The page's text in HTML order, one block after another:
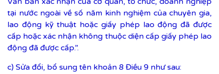
tại nước ngoài về số năm kinh nghiệm của chuyên gia,
lao động kỹ thuật hoặc giấy phép lao động đã được
cấp hoặc xác nhận không thuộc diện cấp giấy phép lao
động đã được cấp.”.
c) Sửa đổi, bổ sung tên khoản 8 Điều 9 như sau: